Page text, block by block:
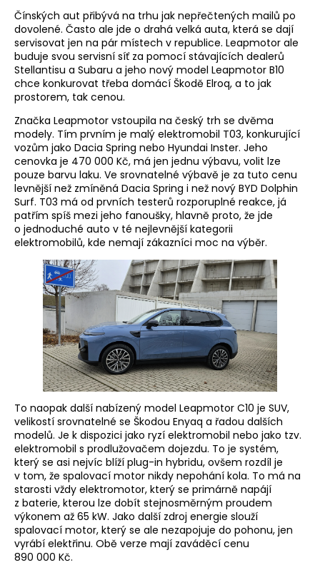
Čínských aut přibývá na trhu jak nepřečtených mailů po
dovolené. Často ale jde o drahá velká auta, která se dají
servisovat jen na pár místech v republice. Leapmotor ale
buduje svou servisní síť za pomocí stávajících dealerů
Stellantisu a Subaru a jeho nový model Leapmotor B10
chce konkurovat třeba domácí Škodě Elroq, a to jak
prostorem, tak cenou.
Značka Leapmotor vstoupila na český trh se dvěma
modely. Tím prvním je malý elektromobil T03, konkurující
vozům jako Dacia Spring nebo Hyundai Inster. Jeho
cenovka je 470 000 Kč, má jen jednu výbavu, volit lze
pouze barvu laku. Ve srovnatelné výbavě je za tuto cenu
levnější než zmíněná Dacia Spring i než nový BYD Dolphin
Surf. T03 má od prvních testerů rozporuplné reakce, já
patřím spíš mezi jeho fanoušky, hlavně proto, že jde
o jednoduché auto v té nejlevnější kategorii
elektromobilů, kde nemají zákazníci moc na výběr.
To naopak další nabízený model Leapmotor C10 je SUV,
velikostí srovnatelné se Škodou Enyaq a řadou dalších
modelů. Je k dispozici jako ryzí elektromobil nebo jako tzv.
elektromobil s prodlužovačem dojezdu. To je systém,
který se asi nejvíc blíží plug-in hybridu, ovšem rozdíl je
v tom, že spalovací motor nikdy nepohání kola. To má na
starosti vždy elektromotor, který se primárně napájí
z baterie, kterou lze dobít stejnosměrným proudem
výkonem až 65 kW. Jako další zdroj energie slouží
spalovací motor, který se ale nezapojuje do pohonu, jen
vyrábí elektřinu. Obě verze mají zaváděcí cenu
890 000 Kč.